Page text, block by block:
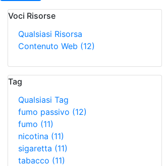
Voci Risorse
Qualsiasi Risorsa
Contenuto Web (12)
Tag
Qualsiasi Tag
fumo passivo (12)
fumo (11)
nicotina (11)
sigaretta (11)
tabacco (11)